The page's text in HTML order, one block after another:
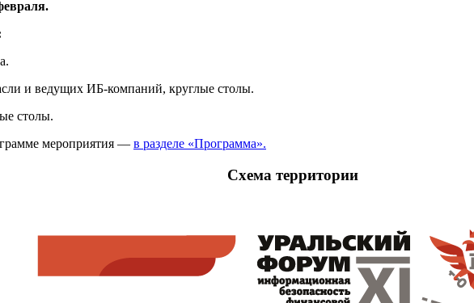
и ведущих ИБ-компаний, круглые столы.
столы.
мероприятия — в разделе «Программа».
Схема территории